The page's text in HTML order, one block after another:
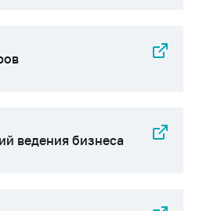
ведения бизнеса